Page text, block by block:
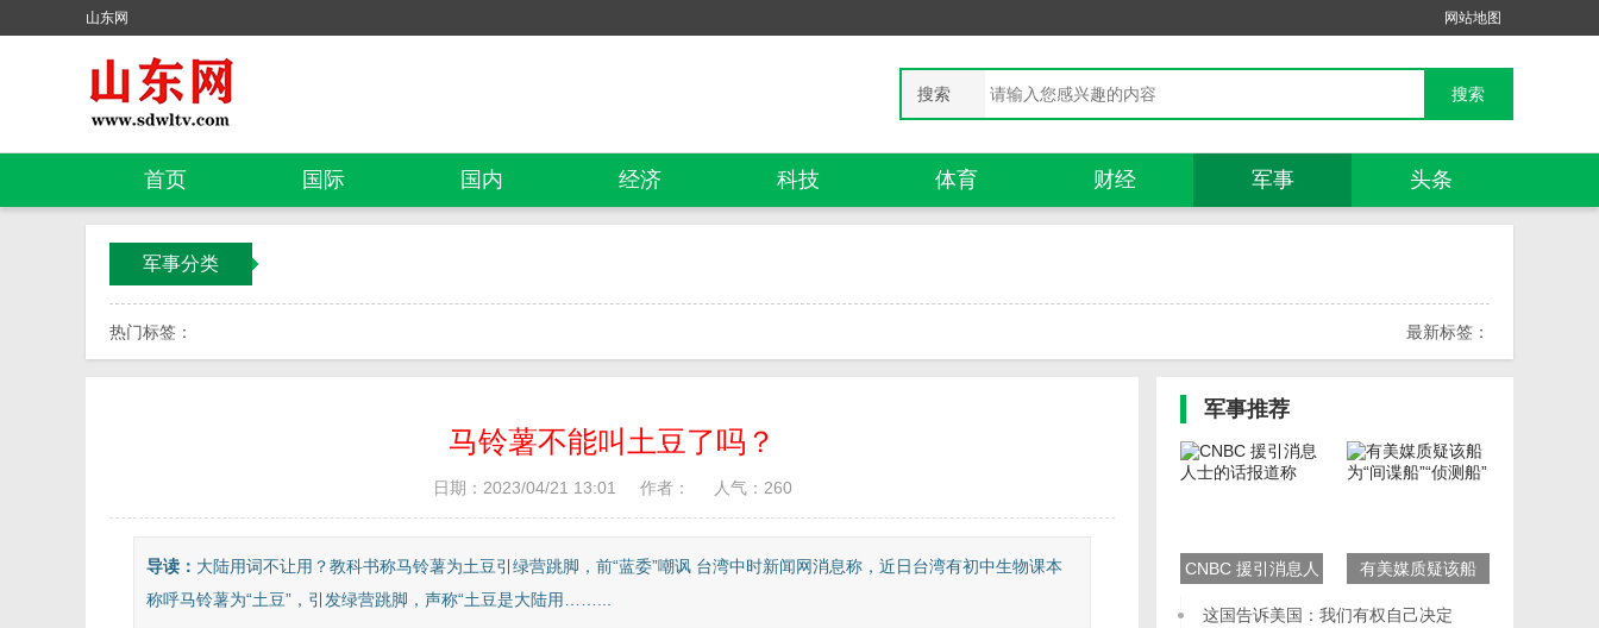
山东网 网站地图
搜索
首页 国际 国内 经济 科技 体育 财经 军事 头条
军事分类
热门标签： 最新标签：
马铃薯不能叫土豆了吗？
日期：2023/04/21 13:01 作者： 人气： 260
导读： 大陆用词不让用？教科书称马铃薯为土豆引绿营跳脚，前“蓝委”嘲讽 台湾中时新闻网消息称，近日台湾有初中生物课本
称呼马铃薯为“土豆”，引发绿营跳脚，声称“土豆是大陆用……...
军事推荐
CNBC 援引消息人
有美媒质疑该船
这国告诉美国：我们有权自己决定